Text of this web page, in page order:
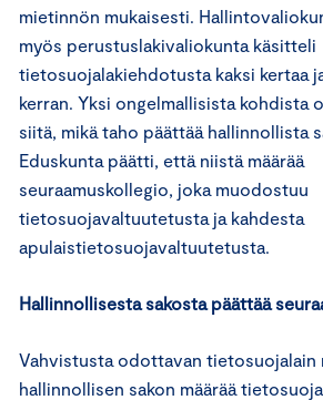
mietinnön mukaisesti.
myös perustuslakivaliokunta käsitteli
tietosuojalakiehdotusta kaksi kertaa
kerran. Yksi ongelmallisista kohdista
siitä, mikä taho päättää hallinnollista
Eduskunta päätti, että niistä määrää
seuraamuskollegio, joka muodostuu
tietosuojavaltuutetusta ja kahdesta
apulaistietosuojavaltuutetusta.
Hallinnollisesta sakosta päättää
Vahvistusta odottavan tietosuojalain
hallinnollisen sakon määrää